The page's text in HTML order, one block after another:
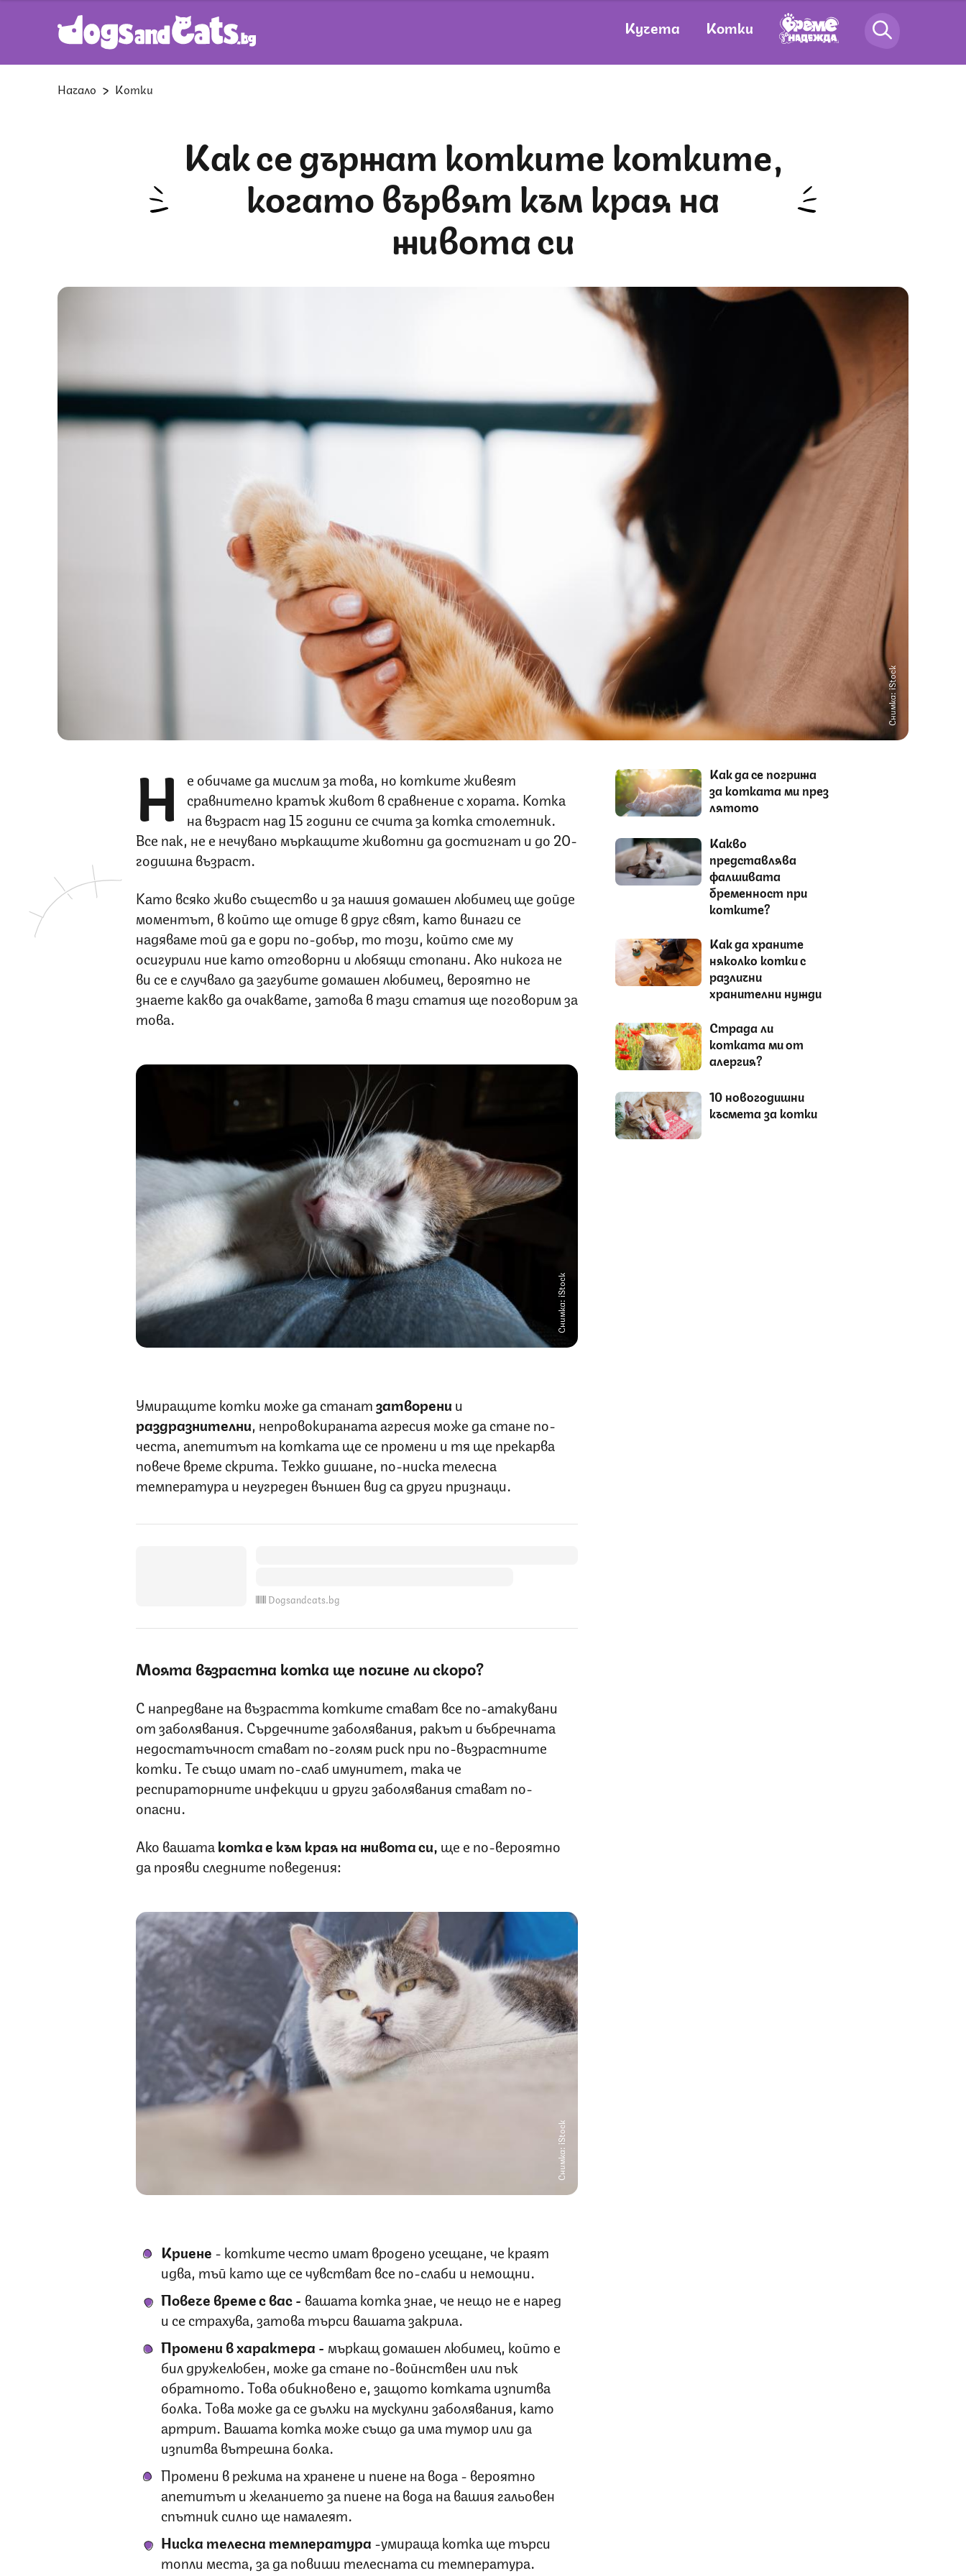
Кучета Котки
Начало Котки
Как се държат котките котките,
когато вървят към края на
живота си
Снимка: iStock
Н
е обичаме да мислим за това, но котките живеят
сравнително кратък живот в сравнение с хората. Котка
на възраст над 15 години се счита за котка столетник.
Все пак, не е нечувано мъркащите животни да достигнат и до 20-
годишна възраст.
Като всяко живо същество и за нашия домашен любимец ще дойде
моментът, в който ще отиде в друг свят, като винаги се
надяваме той да е дори по-добър, то този, който сме му
осигурили ние като отговорни и любящи стопани. Ако никога не
ви се е случвало да загубите домашен любимец, вероятно не
знаете какво да очаквате, затова в тази статия ще поговорим за
това.
Снимка: iStock
Умиращите котки може да станатзатворени и
раздразнителни, непровокираната агресия може да стане по-
честа, апетитът на котката ще се промени и тя ще прекарва
повече време скрита. Тежко дишане, по-ниска телесна
температура и неугреден външен вид са други признаци.
Dogsandcats.bg
Моята възрастна котка ще почине ли скоро?
С напредване на възрастта котките стават все по-атакувани
от заболявания. Сърдечните заболявания, ракът и бъбречната
недостатъчност стават по-голям риск при по-възрастните
котки. Те също имат по-слаб имунитет, така че
респираторните инфекции и други заболявания стават по-
опасни.
Ако вашатакотка е към края на живота си, ще е по-вероятно
да прояви следните поведения:
Снимка: iStock
Криене - котките често имат вродено усещане, че краят
идва, тъй като ще се чувстват все по-слаби и немощни.
Повече време с вас - вашата котка знае, че нещо не е наред
и се страхува, затова търси вашата закрила.
Промени в характера - мъркащ домашен любимец, който е
бил дружелюбен, може да стане по-войнствен или пък
обратното. Това обикновено е, защото котката изпитва
болка. Това може да се дължи на мускулни заболявания, като
артрит. Вашата котка може също да има тумор или да
изпитва вътрешна болка.
Промени в режима на хранене и пиене на вода - вероятно
апетитът и желанието за пиене на вода на вашия гальовен
спътник силно ще намалеят.
Ниска телесна температура -умираща котка ще търси
топли места, за да повиши телесната си температура.
Как да се погрижа
за котката ми през
лятото
Какво
представлява
фалшивата
бременност при
котките?
Как да храните
няколко котки с
различни
хранителни нужди
Страда ли
котката ми от
алергия?
10 новогодишни
късмета за котки